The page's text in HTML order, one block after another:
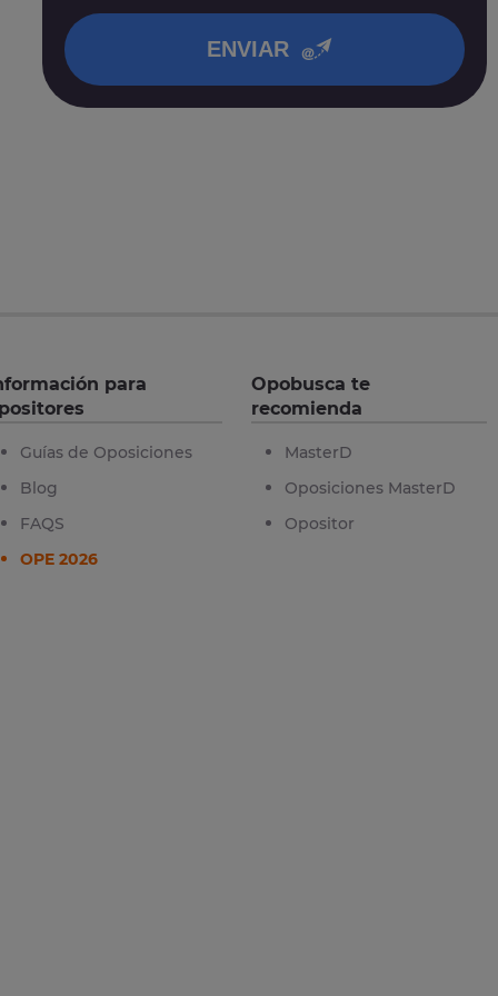
ENVIAR
para
Guías de Oposiciones
Blog
FAQS
OPE 2026
Opobusca te
recomienda
MasterD
Oposiciones MasterD
Opositor